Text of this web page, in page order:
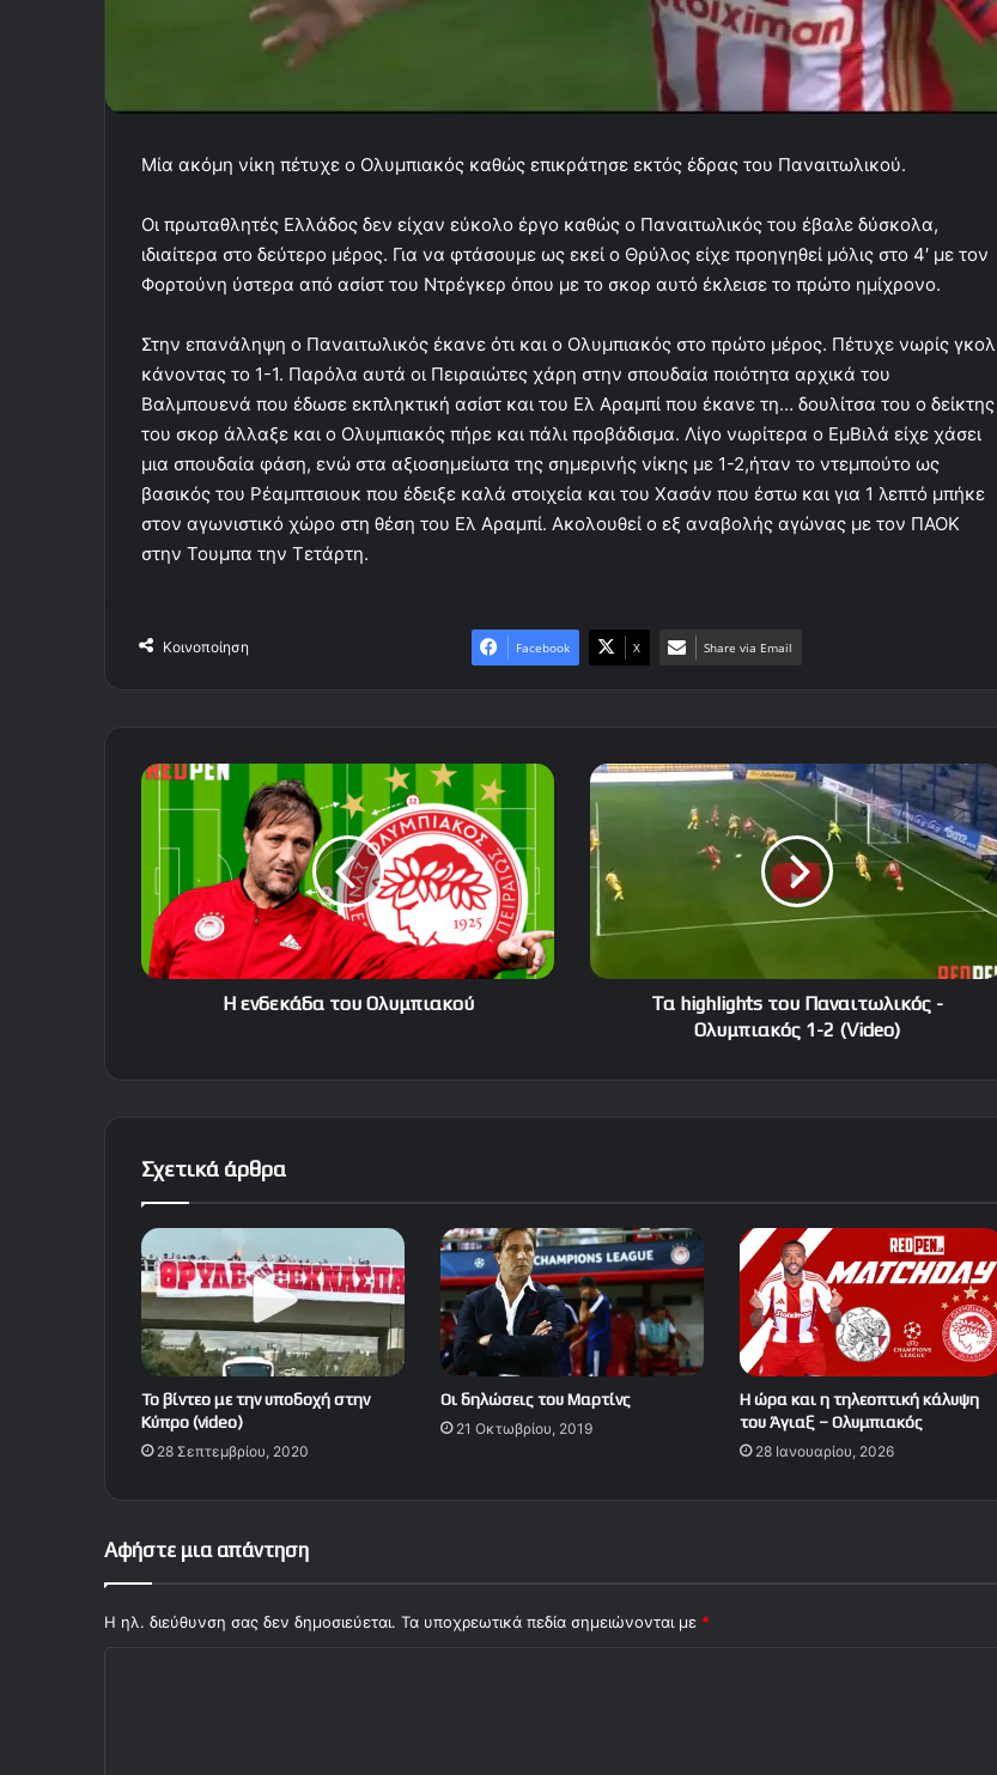
Μία ακόμη νίκη πέτυχε ο Ολυμπιακός καθώς επικράτησε εκτός έδρας του Παναιτωλικού.
Οι πρωταθλητές Ελλάδος δεν είχαν εύκολο έργο καθώς ο Παναιτωλικός του έβαλε δύσκολα,
ιδιαίτερα στο δεύτερο μέρος. Για να φτάσουμε ως εκεί ο Θρύλος είχε προηγηθεί μόλις στο 4′ με τον
Φορτούνη ύστερα από ασίστ του Ντρέγκερ όπου με το σκορ αυτό έκλεισε το πρώτο ημίχρονο.
Στην επανάληψη ο Παναιτωλικός έκανε ότι και ο Ολυμπιακός στο πρώτο μέρος. Πέτυχε νωρίς γκολ
κάνοντας το 1-1. Παρόλα αυτά οι Πειραιώτες χάρη στην σπουδαία ποιότητα αρχικά του
Βαλμπουενά που έδωσε εκπληκτική ασίστ και του Ελ Αραμπί που έκανε τη… δουλίτσα του ο δείκτης
του σκορ άλλαξε και ο Ολυμπιακός πήρε και πάλι προβάδισμα. Λίγο νωρίτερα ο ΕμΒιλά είχε χάσει
μια σπουδαία φάση, ενώ στα αξιοσημείωτα της σημερινής νίκης με 1-2,ήταν το ντεμπούτο ως
βασικός του Ρέαμπτσιουκ που έδειξε καλά στοιχεία και του Χασάν που έστω και για 1 λεπτό μπήκε
στον αγωνιστικό χώρο στη θέση του Ελ Αραμπί. Ακολουθεί ο εξ αναβολής αγώνας με τον ΠΑΟΚ
στην Τουμπα την Τετάρτη.
Κοινοποίηση Facebook X Share via Email
Η
Ολυμπιακού
Η ενδεκάδα του Ολυμπιακού
Τα
highlights
του
Παναιτωλικός
Ολυμπιακός
1-
(Video)
Τα highlights του Παναιτωλικός -
Ολυμπιακός 1-2 (Video)
Σχετικά άρθρα
Το βίντεο με την υποδοχή στην
Κύπρο (video)
28 Σεπτεμβρίου, 2020
Οι δηλώσεις του Μαρτίνς
21 Οκτωβρίου, 2019
Η ώρα και η τηλεοπτική κάλυψη
του Άγιαξ – Ολυμπιακός
28 Ιανουαρίου, 2026
Αφήστε μια απάντηση
Η ηλ. διεύθυνση σας δεν δημοσιεύεται. Τα υποχρεωτικά πεδία σημειώνονται με *